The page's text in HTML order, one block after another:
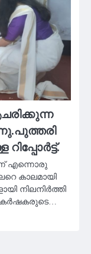
എന്നൊരു
കാലമായി
നിലനിർത്തി